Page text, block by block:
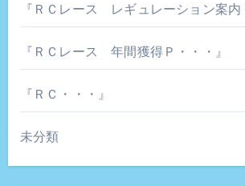
『ＲＣレース レギュレーション案内
『ＲＣレース 年間獲得Ｐ・・・』
『ＲＣ・・・』
未分類